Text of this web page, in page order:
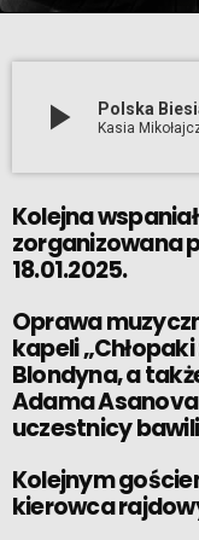
play_arrow Polska
Kasia
Kolejna
zorganizowana
18.01.2025.
Oprawa
kapeli
Blondyna, a
Adama Asanova
uczestnicy
Kolejnym
kierowca